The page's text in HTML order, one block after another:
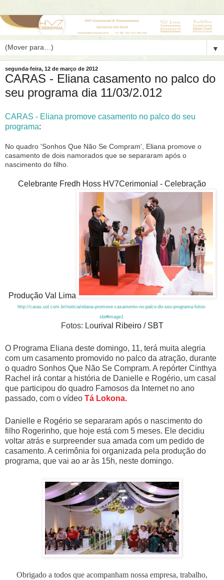
▼
segunda-feira, 12 de março de 2012
CARAS - Eliana casamento no palco do
seu programa dia 11/03/2.012
CARAS - Eliana promove casamento no palco do seu
programa:
No quadro 'Sonhos Que Não Se Compram', Eliana promove o
casamento de dois namorados que se separaram após o
nascimento do filho.
Celebrante Fredh Hoss HV7Cerimonial - Celebração
Produção Val Lima
http://caras.uol.com.br/noticia/eliana-promove-casamento-no-palco-do-seu-programa-fotos-
sbt#image1
Fotos: Lourival Ribeiro / SBT
O Programa Eliana deste domingo, 11, terá muita alegria
com um casamento promovido no palco da atração, durante
o quadro Sonhos Que Não Se Compram. A repórter Cinthya
Rachel irá contar a história de Danielle e Rogério, um casal
que participou do quadro Famosos da Internet no ano
passado, com o vídeo Tá Lokona.
Danielle e Rogério se separaram após o nascimento do
filho Rogerinho, que hoje está com 5 meses. Ele decidiu
voltar atrás e surpreender sua amada com um pedido de
casamento. A cerimônia foi organizada pela produção do
programa, que vai ao ar às 15h, neste domingo.
Obrigado a todos que acompanham nossa empresa, trabalho,